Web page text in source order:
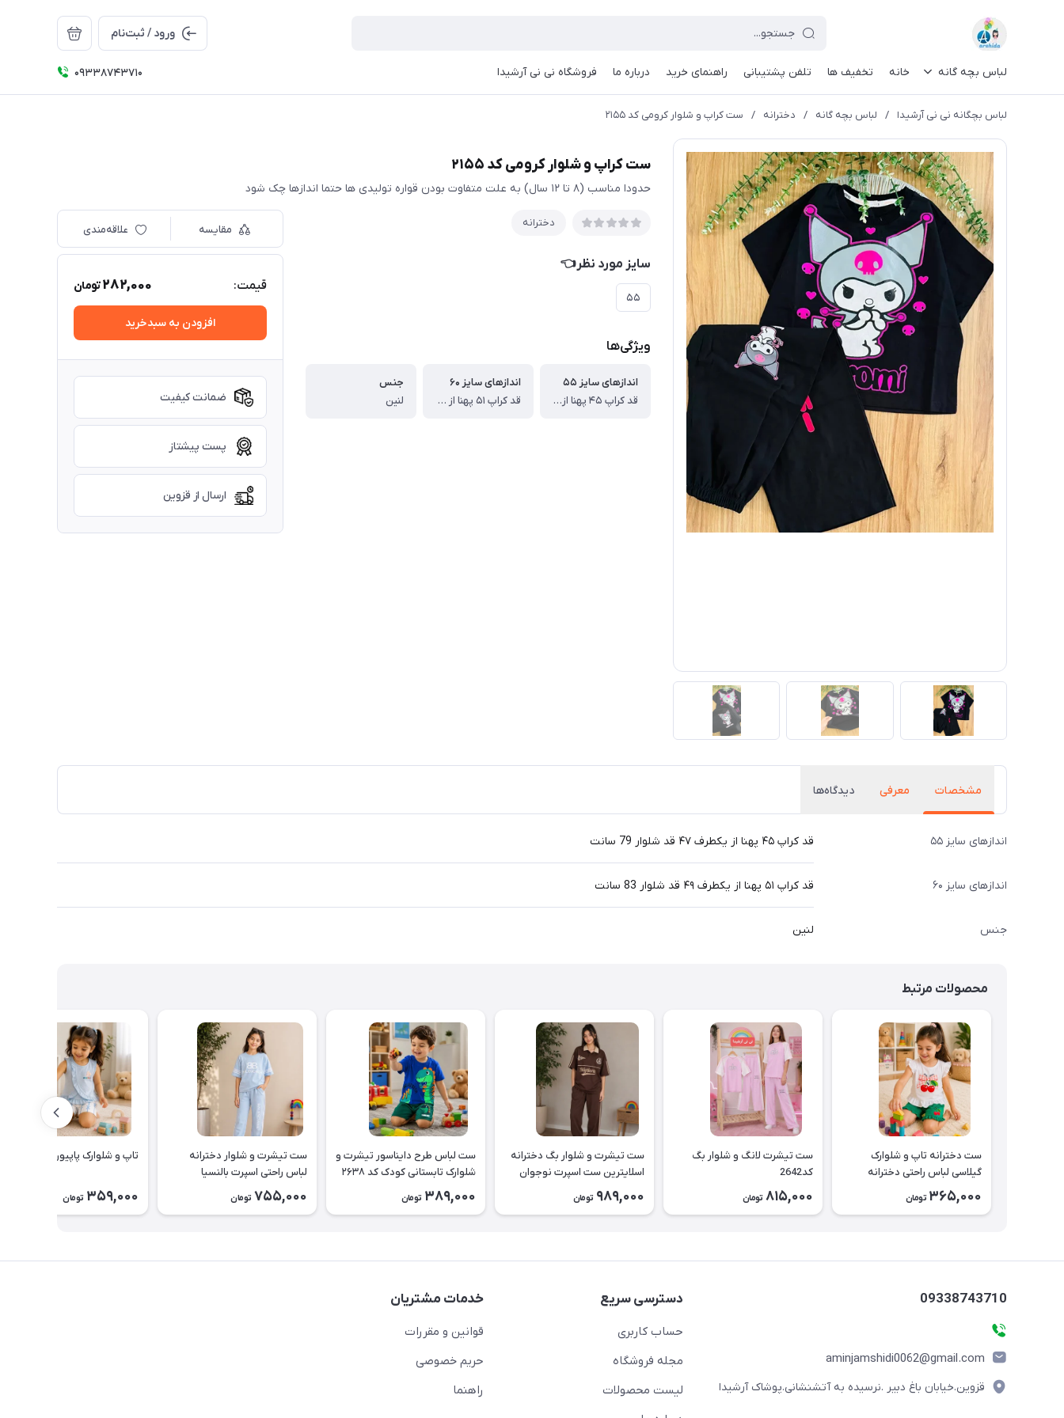
ورود / ثبت‌نام
لباس بچه گانه خانه تخفیف ها تلفن پشتیبانی راهنمای خرید درباره ما فروشگاه نی نی آرشیدا 09338743710
لباس بچگانه نی نی آرشیدا / لباس بچه گانه / دخترانه / ست کراپ و شلوار کرومی کد ۲۱۵۵
ست کراپ و شلوار کرومی کد ۲۱۵۵
حدودا مناسب (۸ تا ۱۲ سال) به علت متفاوت بودن قواره تولیدی ها حتما اندازها چک شود
دخترانه
سایز مورد نظر👈
۵۵
ویژگی‌ها
اندازهای سایز ۵۵
قد کراپ ۴۵ پهنا از یکطرف ۴۷ قد شلوار 79 سانت
اندازهای سایز ۶۰
قد کراپ ۵۱ پهنا از یکطرف ۴۹ قد شلوار 83 سانت
جنس
لنین
مقایسه علاقه‌مندی
قیمت: 282,000تومان
افزودن به سبدخرید
ضمانت کیفیت
پست پیشتاز
ارسال از قزوین
مشخصات معرفی دیدگاه‌ها
اندازهای سایز ۵۵ قد کراپ ۴۵ پهنا از یکطرف ۴۷ قد شلوار 79 سانت
اندازهای سایز ۶۰ قد کراپ ۵۱ پهنا از یکطرف ۴۹ قد شلوار 83 سانت
جنس لنین
محصولات مرتبط
ست دخترانه تاپ و شلوارک
گیلاسی لباس راحتی دخترانه
365,000 تومان
ست تیشرت لانگ و شلوار بگ
کد2642
815,000 تومان
ست تیشرت و شلوار بگ دخترانه
اسلایترین ست اسپرت نوجوان
989,000 تومان
ست لباس طرح دایناسور تیشرت و
شلوارک تابستانی کودک کد ۲۶۳۸
389,000 تومان
ست تیشرت و شلوار دخترانه
لباس راحتی اسپرت بالنسیا
دخترانه۲۶۳۷
755,000 تومان
تاپ و شلوارک پاپیون کد ۲۶۳۵
359,000 تومان
09338743710
aminjamshidi0062@gmail.com
قزوین.خیابان باغ دبیر .نرسیده به آتشنشانی.پوشاک آرشیدا
دسترسی سریع
حساب کاربری
مجله فروشگاه
لیست محصولات
خدمات مشتریان
قوانین و مقررات
حریم خصوصی
راهنما